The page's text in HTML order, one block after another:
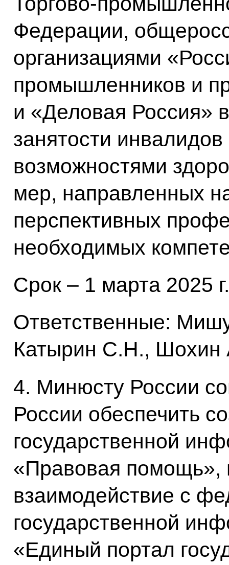
Федерации,
организациями
промышленников и
и «Деловая Россия»
занятости
возможностями
мер, направленных
перспективных
необходимых
Срок – 1 марта 2025 г.
Ответственные:
Катырин С.Н., Шохин
4. Минюсту России
России обеспечить
государственной
«Правовая помощь»,
взаимодействие с
государственной
«Единый портал